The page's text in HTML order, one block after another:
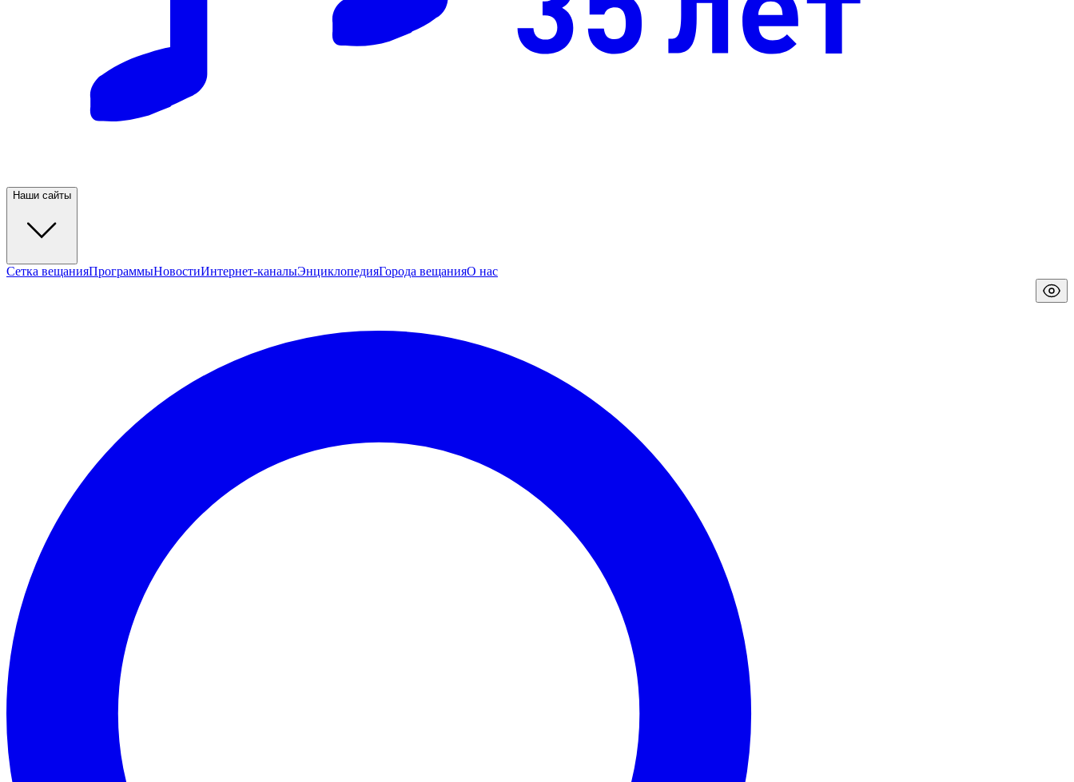
Наши сайты
Сетка вещанияПрограммыНовостиИнтернет-каналыЭнциклопедияГорода вещанияО нас